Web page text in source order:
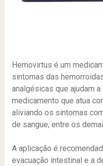
Hemovirtus é um
sintomas das
analgésicas que ajudam
medicamento que atua
aliviando os sintomas
de sangue, entre os
A aplicação é
evacuação intestinal e a